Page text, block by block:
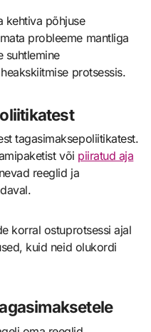
kehtiva põhjuse
probleeme mantliga
suhtlemine
protsessis.
tagasimaksepoliitikatest.
või piiratud aja
reeglid ja
korral ostuprotsessi ajal
kuid neid olukordi